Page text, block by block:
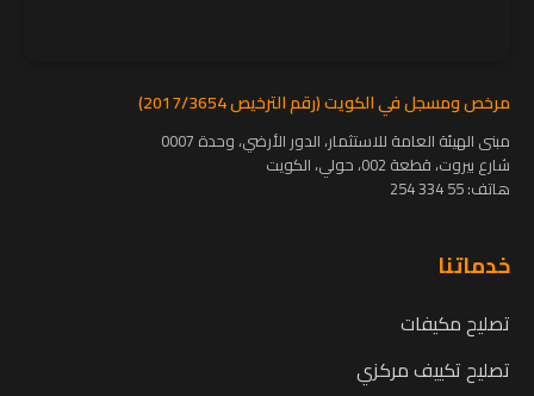
مرخص ومسجل في الكويت (رقم الترخيص 2017/3654)
مبنى الهيئة العامة للاستثمار، الدور الأرضي، وحدة 0007
شارع بيروت، قطعة 002، حولي، الكويت
هاتف:55 334 254
خدماتنا
تصليح مكيفات
تصليح تكييف مركزي